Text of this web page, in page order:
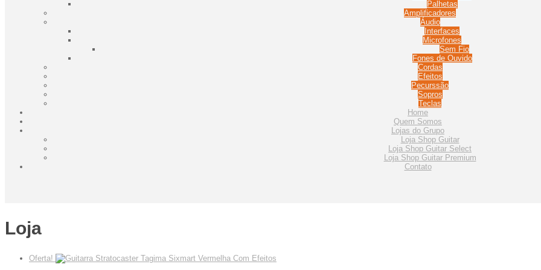
Palhetas
Amplificadores
Áudio
Interfaces
Microfones
Sem Fio
Fones de Ouvido
Cordas
Efeitos
Pecurssão
Sopros
Teclas
Home
Quem Somos
Lojas do Grupo
Loja Shop Guitar
Loja Shop Guitar Select
Loja Shop Guitar Premium
Contato
Loja
Oferta!